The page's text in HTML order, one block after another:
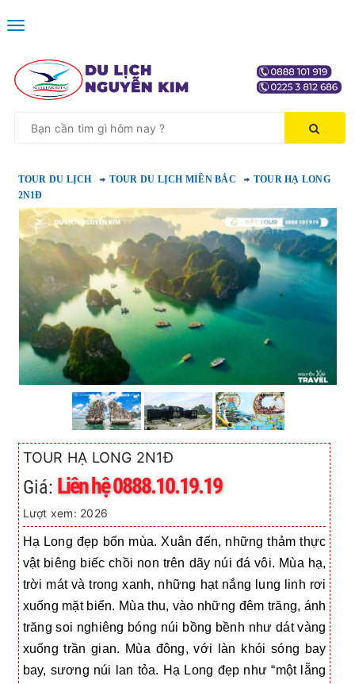
Toggle
TOUR DU LỊCH TOUR DU LỊCH MIỀN BẮC
TOUR HẠ LONG
2N1Đ
TOUR HẠ LONG 2N1Đ
Giá: Liên hệ 0888.10.19.19
Lượt xem: 2026
Hạ Long đẹp bốn mùa. Xuân đến, những thảm thực
vật biêng biếc chồi non trên dãy núi đá vôi. Mùa hạ,
trời mát và trong xanh, những hạt nắng lung linh rơi
xuống mặt biển. Mùa thu, vào những đêm trăng, ánh
trăng soi nghiêng bóng núi bồng bềnh như dát vàng
xuống trần gian. Mùa đông, với làn khói sóng bay
bay, sương núi lan tỏa. Hạ Long đẹp như “một lẵng